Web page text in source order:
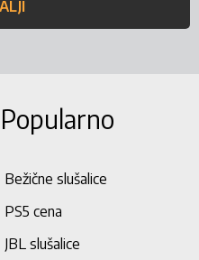
Bežične slušalice
PS5 cena
JBL slušalice